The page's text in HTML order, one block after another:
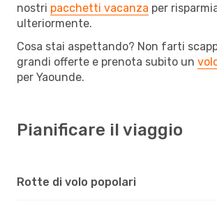
nostri pacchetti vacanza per
ulteriormente.
Cosa stai aspettando? Non farti
grandi offerte e prenota subito un
per Yaounde.
Pianificare il viaggio
Rotte di volo popolari